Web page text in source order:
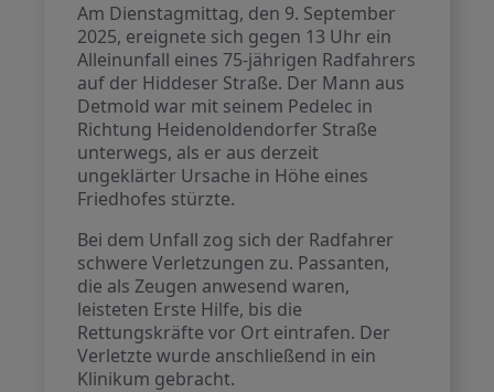
Am Dienstagmittag, den 9. September
2025, ereignete sich gegen 13 Uhr ein
Alleinunfall eines 75-jährigen Radfahrers
auf der Hiddeser Straße. Der Mann aus
Detmold war mit seinem Pedelec in
Richtung Heidenoldendorfer Straße
unterwegs, als er aus derzeit
ungeklärter Ursache in Höhe eines
Friedhofes stürzte.
Bei dem Unfall zog sich der Radfahrer
schwere Verletzungen zu. Passanten,
die als Zeugen anwesend waren,
leisteten Erste Hilfe, bis die
Rettungskräfte vor Ort eintrafen. Der
Verletzte wurde anschließend in ein
Klinikum gebracht.